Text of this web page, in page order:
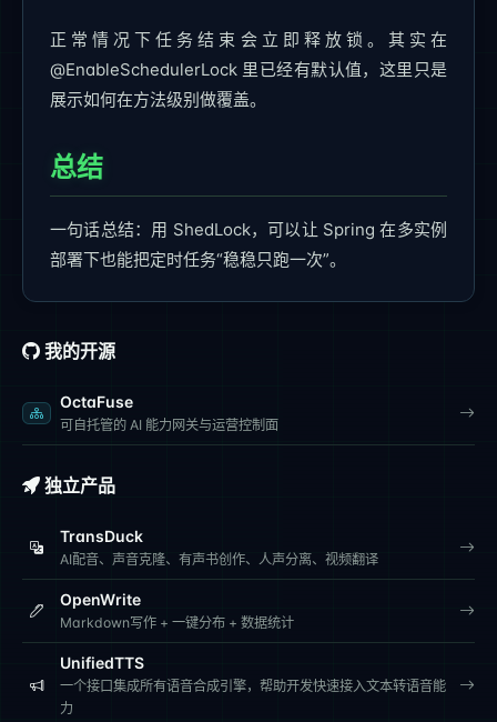
正常情况下任务结束会立即释放锁。其实在
@EnableSchedulerLock 里已经有默认值，这里只是
展示如何在方法级别做覆盖。
总结
一句话总结：用 ShedLock，可以让 Spring 在多实例
部署下也能把定时任务“稳稳只跑一次”。
我的开源
OctaFuse
可自托管的 AI 能力网关与运营控制面
独立产品
TransDuck
AI配音、声音克隆、有声书创作、人声分离、视频翻译
OpenWrite
Markdown写作 + 一键分布 + 数据统计
UnifiedTTS
一个接口集成所有语音合成引擎，帮助开发快速接入文本转语音能
力